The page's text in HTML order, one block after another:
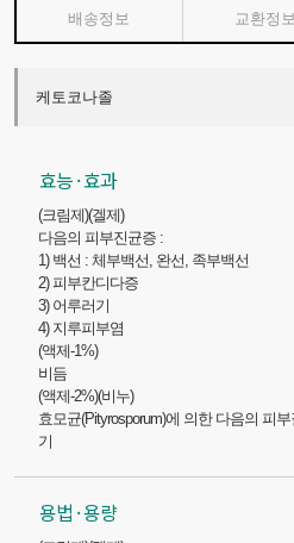
배송정보 교환정보
케토코나졸
효능 · 효과
(크림제)(겔제)
다음의 피부진균증 :
1) 백선 : 체부백선, 완선, 족부백선
2) 피부칸디다증
3) 어루러기
4) 지루피부염
(액제-1%)
비듬
(액제-2%)(비누)
효모균(Pityrosporum)에 의한 다음의 피
기
용법 · 용량